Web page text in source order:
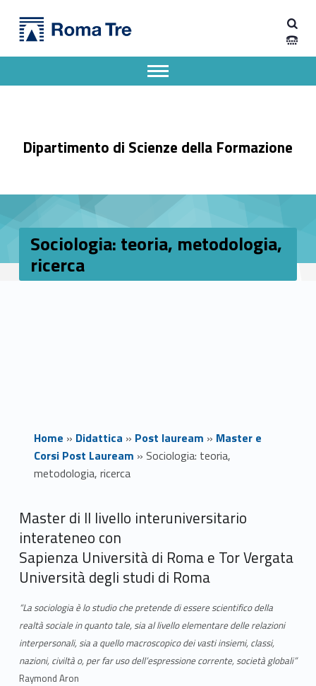
Sociologia: teoria, metodologia, ricerca - Dipartimento di Scienze della Formazione
Dipartimento di Scienze della Formazione dell'Università degli Studi Roma Tre
Dipartimento di Scienze della Formazione
Apri il menu secondario
Header info sidebar
Sociologia: teoria, metodologia,
ricerca
Home » Didattica » Post lauream » Master e
Corsi Post Lauream » Sociologia: teoria,
metodologia, ricerca
S
o
c
i
o
l
Master di II livello interuniversitario
interateneo con
Sapienza Università di Roma e Tor Vergata
Università degli studi di Roma
“La sociologia è lo studio che pretende di essere scientifico della
realtà sociale in quanto tale, sia al livello elementare delle relazioni
interpersonali, sia a quello macroscopico dei vasti insiemi, classi,
nazioni, civiltà o, per far uso dell’espressione corrente, società globali”
Raymond Aron